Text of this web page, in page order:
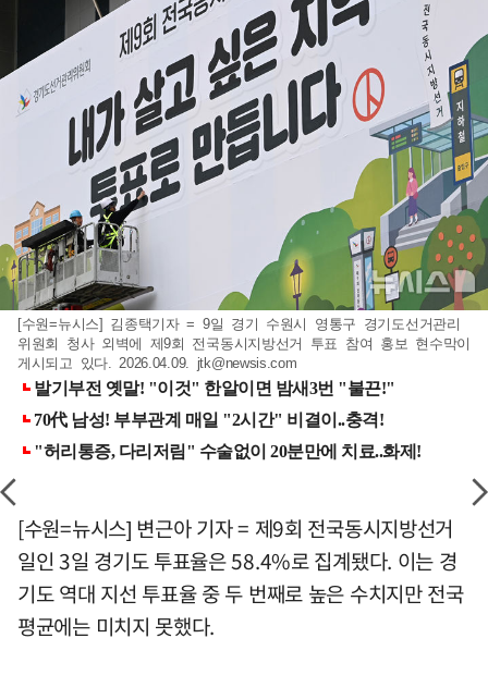
[수원=뉴시스] 김종택기자 = 9일 경기 수원시 영통구 경기도선거관리
위원회 청사 외벽에 제9회 전국동시지방선거 투표 참여 홍보 현수막이
게시되고 있다. 2026.04.09. jtk@newsis.com
[수원=뉴시스] 변근아 기자 = 제9회 전국동시지방선거
일인 3일 경기도 투표율은 58.4%로 집계됐다. 이는 경
기도 역대 지선 투표율 중 두 번째로 높은 수치지만 전국
평균에는 미치지 못했다.